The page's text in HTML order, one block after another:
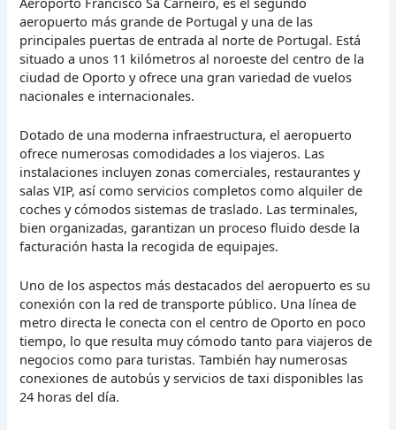
aeropuerto más grande de Portugal y una de las
principales puertas de entrada al norte de Portugal. Está
situado a unos 11 kilómetros al noroeste del centro de la
ciudad de Oporto y ofrece una gran variedad de vuelos
nacionales e internacionales.
Dotado de una moderna infraestructura, el aeropuerto
ofrece numerosas comodidades a los viajeros. Las
instalaciones incluyen zonas comerciales, restaurantes y
salas VIP, así como servicios completos como alquiler de
coches y cómodos sistemas de traslado. Las terminales,
bien organizadas, garantizan un proceso fluido desde la
facturación hasta la recogida de equipajes.
Uno de los aspectos más destacados del aeropuerto es su
conexión con la red de transporte público. Una línea de
metro directa le conecta con el centro de Oporto en poco
tiempo, lo que resulta muy cómodo tanto para viajeros de
negocios como para turistas. También hay numerosas
conexiones de autobús y servicios de taxi disponibles las
24 horas del día.